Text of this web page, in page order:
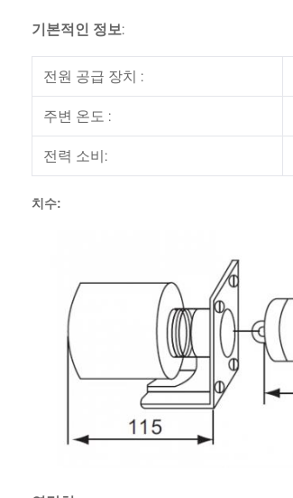
기본적인 정보:
전원 공급 장치 :
주변 온도 :
전력 소비:
치수: